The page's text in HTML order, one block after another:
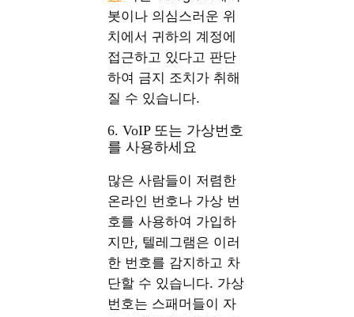
봇이나 의심스러운 위
치에서 귀하의 계정에
접근하고 있다고 판단
하여 금지 조치가 취해
질 수 있습니다.
6. VoIP 또는 가상번호
를 사용하세요
많은 사람들이 저렴한
온라인 번호나 가상 번
호를 사용하여 가입하
지만, 텔레그램은 이러
한 번호를 감지하고 차
단할 수 있습니다. 가상
번호는 스패머들이 자